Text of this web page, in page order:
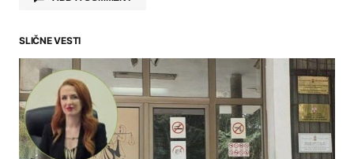
Your email address will not be published.
Required fields are marked
Comment*
SLIČNE VESTI